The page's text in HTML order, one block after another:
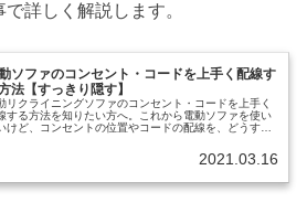
詳しく解説します。
ソファのコンセント・コードを上手く配線す
法【すっきり隠す】
リクライニングソファのコンセント・コードを上手く
する方法を知りたい方へ。これから電動ソファを使い
けど、コンセントの位置やコードの配線を、どうすれ
2021.03.16